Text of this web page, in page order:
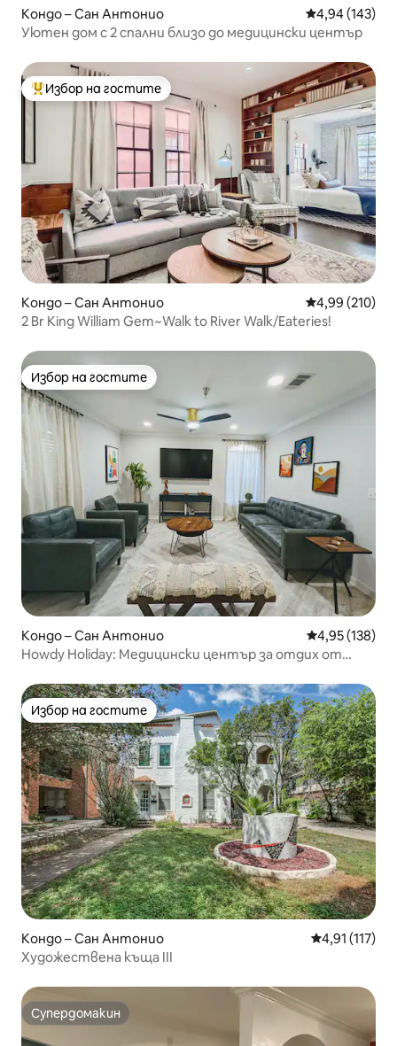
Кондо – Сан Антонио Средна
4,94 (143)
Уютен дом с 2 спални близо до медицински център
Най-популярен избор на гостите
Избор на гостите
Кондо – Сан Антонио Средна
4,99 (210)
2 Br King William Gem~Walk to River Walk/Eateries!
Избор на гостите
Избор на гостите
Кондо – Сан Антонио Средна
4,95 (138)
Howdy Holiday: Медицински център за отдих от
Избор на гостите
Избор на гостите
Кондо – Сан Антонио Средна
4,91 (117)
Художествена къща III
Супердомакин
Супердомакин